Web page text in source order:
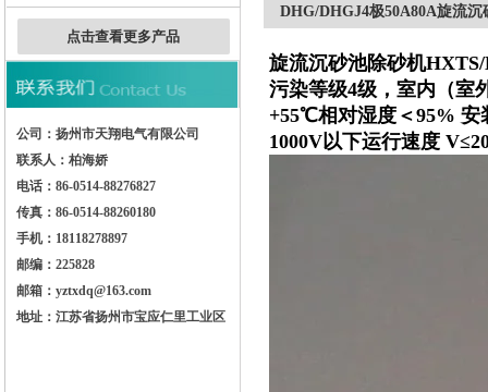
点击查看更多产品
公司：扬州市天翔电气有限公司
联系人：柏海娇
电话：86-0514-88276827
传真：86-0514-88260180
手机：18118278897
邮编：225828
邮箱：yztxdq@163.com
地址：江苏省扬州市宝应仁里工业区
DHG/DHGJ4极50A80A旋流
旋流沉砂池除砂机
污染等级4级，室内（室
+55℃相对湿度＜95% 安
1000V以下运行速度